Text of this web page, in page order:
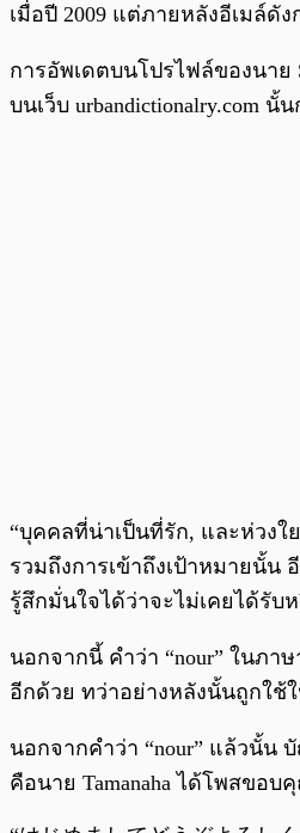
เมื่อปี 2009 แต่ภายหลังอีเมล์ดัง
การอัพเดตบนโปรไฟล์ของนาย
บนเว็บ urbandictionalry.com นั้
“บุคคลที่น่าเป็นที่รัก, และห่วง
รวมถึงการเข้าถึงเป้าหมายนั้
รู้สึกมั่นใจได้ว่าจะไม่เคยได้รั
นอกจากนี้ คำว่า “nour” ในภา
อีกด้วย ทว่าอย่างหลังนั้นถูกใช้ใ
นอกจากคำว่า “nour” แล้วนั้น
คือนาย Tamanaha ได้โพสขอ